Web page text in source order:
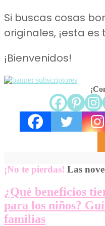
Si buscas cosas
originales, ¡esta es
¡Bienvenidos!
¡No te pierdas! Las
¿Qué beneficios
para los niños?
familias